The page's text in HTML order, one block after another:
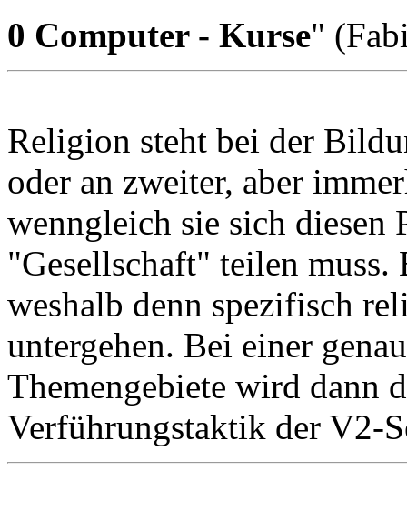
0 Computer - Kurse"
Religion steht bei der
oder an zweiter, aber
wenngleich sie sich diesen
"Gesellschaft" teilen
weshalb denn spezifisch
untergehen. Bei einer
Themengebiete wird dann
Verführungstaktik der V2-